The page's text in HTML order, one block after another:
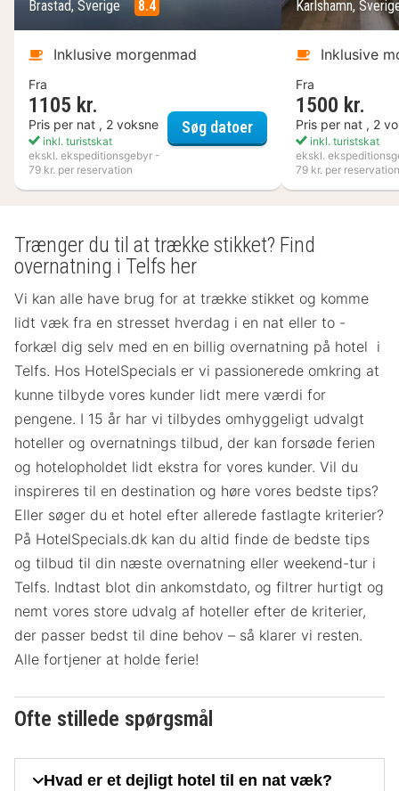
Brastad, Sverige 8.4
Inklusive morgenmad
Fra
1105 kr.
Pris per nat , 2 voksne
inkl. turistskat
ekskl. ekspeditionsgebyr -
79 kr. per reservation
Søg datoerVANN
Karlshamn,
Inklusive
Fra
1500 kr.
Pris per nat , 2
inkl. turistskat
ekskl.
79 kr. per reservation
Trænger du til at trække stikket? Find
overnatning i Telfs her
Vi kan alle have brug for at trække stikket og komme
lidt væk fra en stresset hverdag i en nat eller to -
forkæl dig selv med en en billig overnatning på hotel i
Telfs. Hos HotelSpecials er vi passionerede omkring at
kunne tilbyde vores kunder lidt mere værdi for
pengene. I 15 år har vi tilbydes omhyggeligt udvalgt
hoteller og overnatnings tilbud, der kan forsøde ferien
og hotelopholdet lidt ekstra for vores kunder. Vil du
inspireres til en destination og høre vores bedste tips?
Eller søger du et hotel efter allerede fastlagte kriterier?
På HotelSpecials.dk kan du altid finde de bedste tips
og tilbud til din næste overnatning eller weekend-tur i
Telfs. Indtast blot din ankomstdato, og filtrer hurtigt og
nemt vores store udvalg af hoteller efter de kriterier,
der passer bedst til dine behov – så klarer vi resten.
Alle fortjener at holde ferie!
Ofte stillede spørgsmål
Hvad er et dejligt hotel til en nat væk?